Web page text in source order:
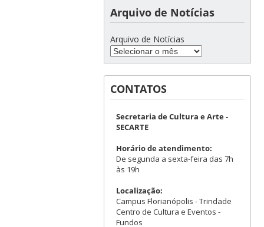
Arquivo de Notícias
Arquivo de Notícias
CONTATOS
Secretaria de Cultura e Arte -
SECARTE
Horário de atendimento:
De segunda a sexta-feira das 7h
às 19h
Localização:
Campus Florianópolis - Trindade
Centro de Cultura e Eventos -
Fundos